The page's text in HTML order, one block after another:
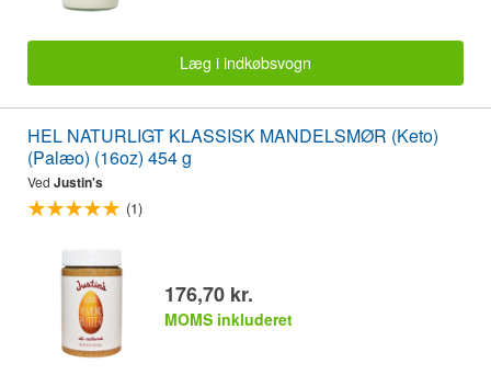
Læg i indkøbsvogn
HEL NATURLIGT KLASSISK MANDELSMØR (Keto)
(Palæo) (16oz) 454 g
Ved Justin's
(1)
176,70 kr.
MOMS inkluderet